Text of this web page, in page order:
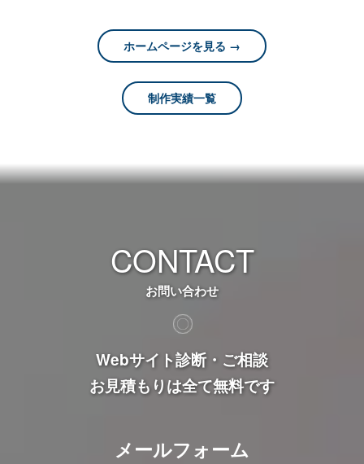
ホームページを見る →
制作実績一覧
CONTACT
お問い合わせ
Webサイト診断・ご相談
お見積もりは全て無料です
メールフォーム